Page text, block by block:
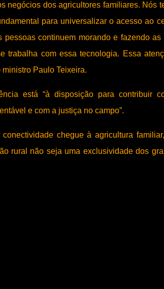
negócios dos agricultores familiares. Nós
para universalizar o acesso ao
continuem morando e fazendo as
trabalha com essa tecnologia. Essa
Paulo Teixeira.
está “à disposição para contribuir
e com a justiça no campo”.
chegue à agricultura
rural não seja uma exclusividade dos